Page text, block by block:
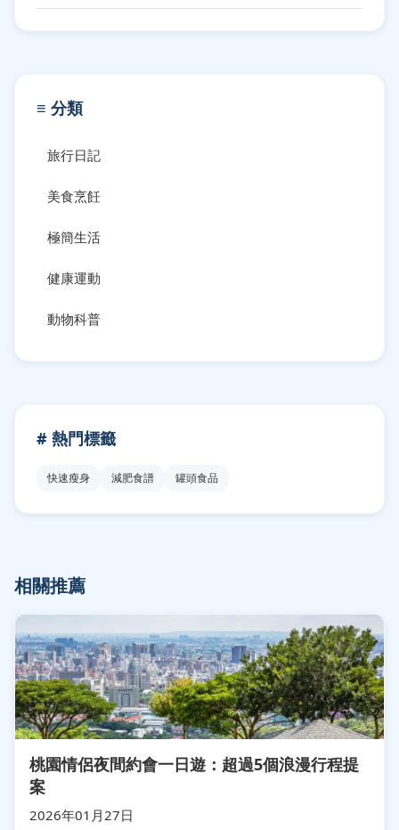
≡ 分類
旅行日記
美食烹飪
極簡生活
健康運動
動物科普
# 熱門標籤
快速瘦身 減肥食譜 罐頭食品
相關推薦
桃園情侶夜間約會一日遊：超過5個浪漫行程提
案
2026年01月27日